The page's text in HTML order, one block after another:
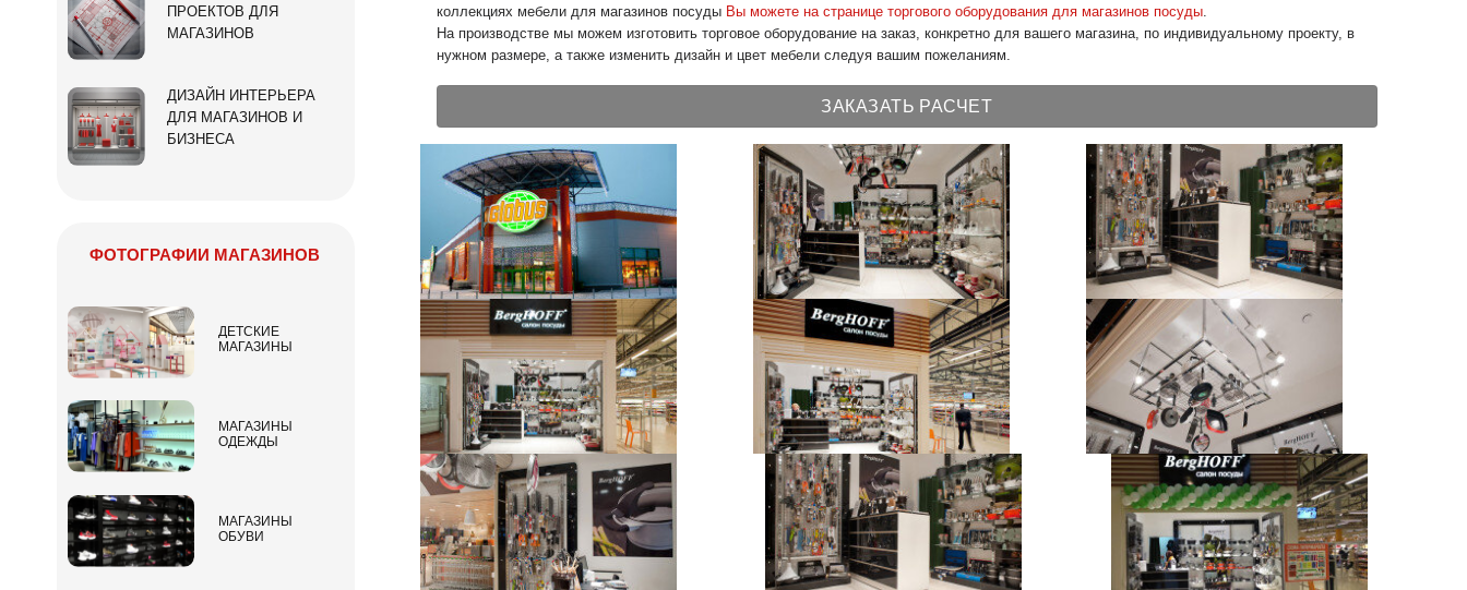
коллекциях мебели для магазинов посуды Вы можете на странице торгового оборудования для магазинов посуды.
На производстве мы можем изготовить торговое оборудование на заказ, конкретно для вашего магазина, по индивидуальному проекту, в
нужном размере, а также изменить дизайн и цвет мебели следуя вашим пожеланиям.
ЗАКАЗАТЬ РАСЧЕТ
ПРОЕКТОВ ДЛЯ
МАГАЗИНОВ
ДИЗАЙН ИНТЕРЬЕРА
ДЛЯ МАГАЗИНОВ И
БИЗНЕСА
ФОТОГРАФИИ МАГАЗИНОВ
ДЕТСКИЕ
МАГАЗИНЫ
МАГАЗИНЫ
ОДЕЖДЫ
МАГАЗИНЫ
ОБУВИ